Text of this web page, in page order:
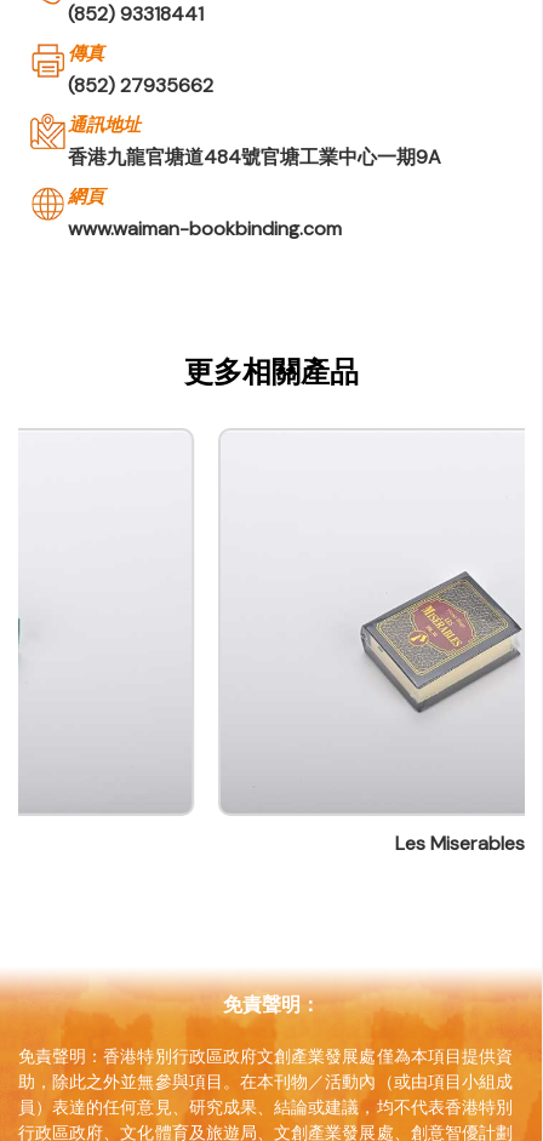
(852) 93318441
傳真
(852) 27935662
通訊地址
香港九龍官塘道484號官塘工業中心一期9A
網頁
www.waiman-bookbinding.com
更多相關產品
免責聲明：
免責聲明：香港特別行政區政府文創產業發展處僅為本項目提供資
助，除此之外並無參與項目。在本刊物／活動內（或由項目小組成
員）表達的任何意見、研究成果、結論或建議，均不代表香港特別
行政區政府、文化體育及旅遊局、文創產業發展處、創意智優計劃